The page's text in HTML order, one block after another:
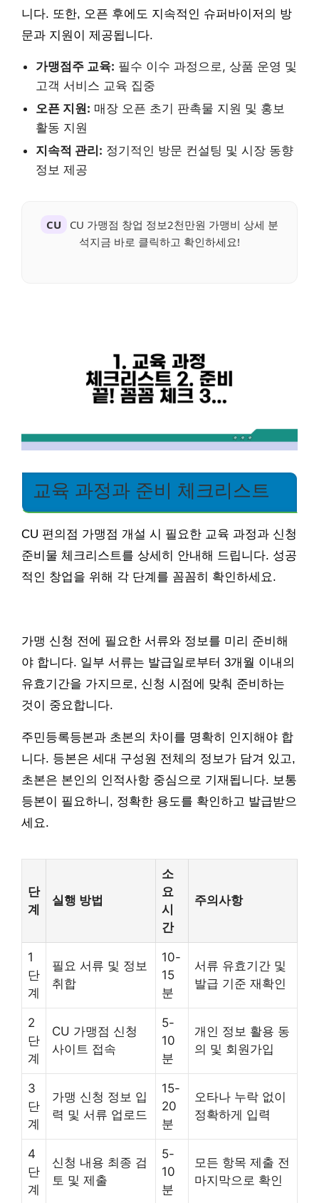
니다. 또한, 오픈 후에도 지속적인 슈퍼바이저의 방
문과 지원이 제공됩니다.
가맹점주 교육: 필수 이수 과정으로, 상품 운영 및
고객 서비스 교육 집중
오픈 지원: 매장 오픈 초기 판촉물 지원 및 홍보
활동 지원
지속적 관리: 정기적인 방문 컨설팅 및 시장 동향
정보 제공
CU
CU 가맹점 창업 정보2천만원 가맹비 상세 분
석지금 바로 클릭하고 확인하세요!
교육 과정과 준비 체크리스트
CU 편의점 가맹점 개설 시 필요한 교육 과정과 신청
준비물 체크리스트를 상세히 안내해 드립니다. 성공
적인 창업을 위해 각 단계를 꼼꼼히 확인하세요.
가맹 신청 전에 필요한 서류와 정보를 미리 준비해
야 합니다. 일부 서류는 발급일로부터 3개월 이내의
유효기간을 가지므로, 신청 시점에 맞춰 준비하는
것이 중요합니다.
주민등록등본과 초본의 차이를 명확히 인지해야 합
니다. 등본은 세대 구성원 전체의 정보가 담겨 있고,
초본은 본인의 인적사항 중심으로 기재됩니다. 보통
등본이 필요하니, 정확한 용도를 확인하고 발급받으
세요.
단
계
실행 방법
소
요
시
간
주의사항
1
단
계
필요 서류 및 정보
취합
10-
15
분
서류 유효기간 및
발급 기준 재확인
2
단
계
CU 가맹점 신청
사이트 접속
5-
10
분
개인 정보 활용 동
의 및 회원가입
3
단
계
가맹 신청 정보 입
력 및 서류 업로드
15-
20
분
오타나 누락 없이
정확하게 입력
4
단
계
신청 내용 최종 검
토 및 제출
5-
10
분
모든 항목 제출 전
마지막으로 확인